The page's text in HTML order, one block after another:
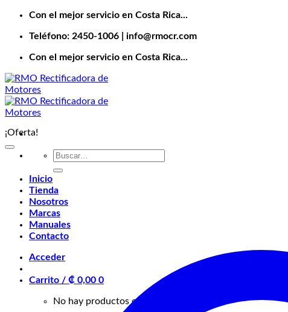
Saltar
contenido
Con el mejor servicio en Costa Rica...
Teléfono: 2450-1006 | info@rmocr.com
Con el mejor servicio en Costa Rica...
Buscar
Inicio
Tienda
Nosotros
Marcas
Manuales
Contacto
Acceder
Carrito / ₡ 0,00 0
No hay productos en el carrito.
¡Oferta!